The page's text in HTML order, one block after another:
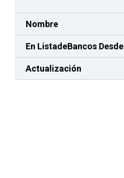
Nombre
En ListadeBancos Desde
Actualización